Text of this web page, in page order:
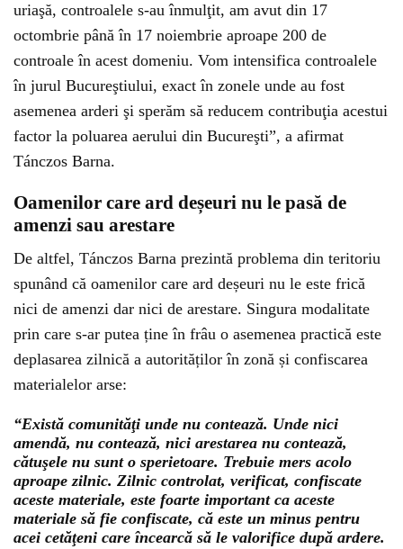
uriaşă, controalele s-au înmulţit, am avut din 17
octombrie până în 17 noiembrie aproape 200 de
controale în acest domeniu. Vom intensifica controalele
în jurul Bucureştiului, exact în zonele unde au fost
asemenea arderi şi sperăm să reducem contribuţia acestui
factor la poluarea aerului din Bucureşti”, a afirmat
Tánczos Barna.
Oamenilor care ard deșeuri nu le pasă de
amenzi sau arestare
De altfel, Tánczos Barna prezintă problema din teritoriu
spunând că oamenilor care ard deșeuri nu le este frică
nici de amenzi dar nici de arestare. Singura modalitate
prin care s-ar putea ține în frâu o asemenea practică este
deplasarea zilnică a autorităților în zonă și confiscarea
materialelor arse:
“Există comunităţi unde nu contează. Unde nici
amendă, nu contează, nici arestarea nu contează,
cătuşele nu sunt o sperietoare. Trebuie mers acolo
aproape zilnic. Zilnic controlat, verificat, confiscate
aceste materiale, este foarte important ca aceste
materiale să fie confiscate, că este un minus pentru
acei cetăţeni care încearcă să le valorifice după ardere.